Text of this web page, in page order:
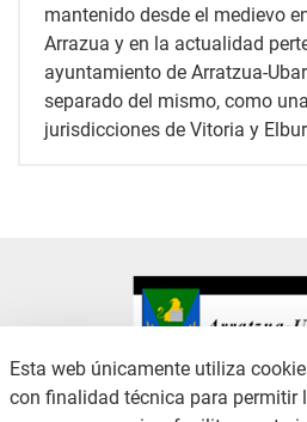
mantenido desde el medievo
Arrazua y en la actualidad
ayuntamiento de Arratzua-
separado del mismo, como
jurisdicciones de Vitoria y
CONTACTO
Esta web únicamente utiliza
con finalidad técnica para permitir